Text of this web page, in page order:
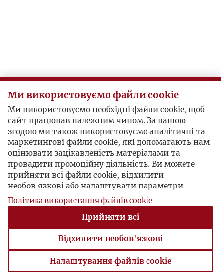
U
W
Ми використовуємо файли cookie
Ми використовуємо необхідні файли cookie, щоб
сайт працював належним чином. За вашою
згодою ми також використовуємо аналітичні та
маркетингові файли cookie, які допомагають нам
оцінювати зацікавленість матеріалами та
провадити промоційну діяльність. Ви можете
прийняти всі файли cookie, відхилити
необов'язкові або налаштувати параметри.
Політика використання файлів cookie
Прийняти всі
Відхилити необов'язкові
Налаштування файлів cookie
Налаштування файлів cookie